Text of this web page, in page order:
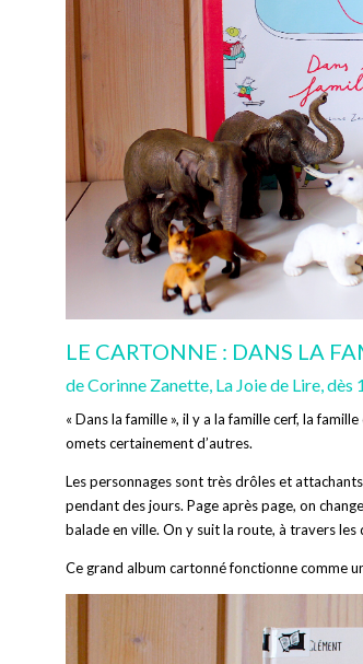
LE CARTONNE : DANS LA
de Corinne Zanette, La Joie de Lire, dès
« Dans la famille », il y a la famille cerf, la
omets certainement d’autres.
Les personnages sont très drôles et
pendant des jours. Page après page, on
balade en ville. On y suit la route, à travers
Ce grand album cartonné fonctionne comme